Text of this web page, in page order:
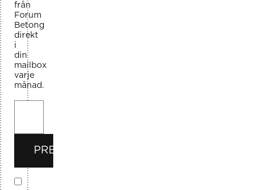
från
Forum
Betong
direkt
i
din
mailbox
varje
månad.
PRENUMERERA